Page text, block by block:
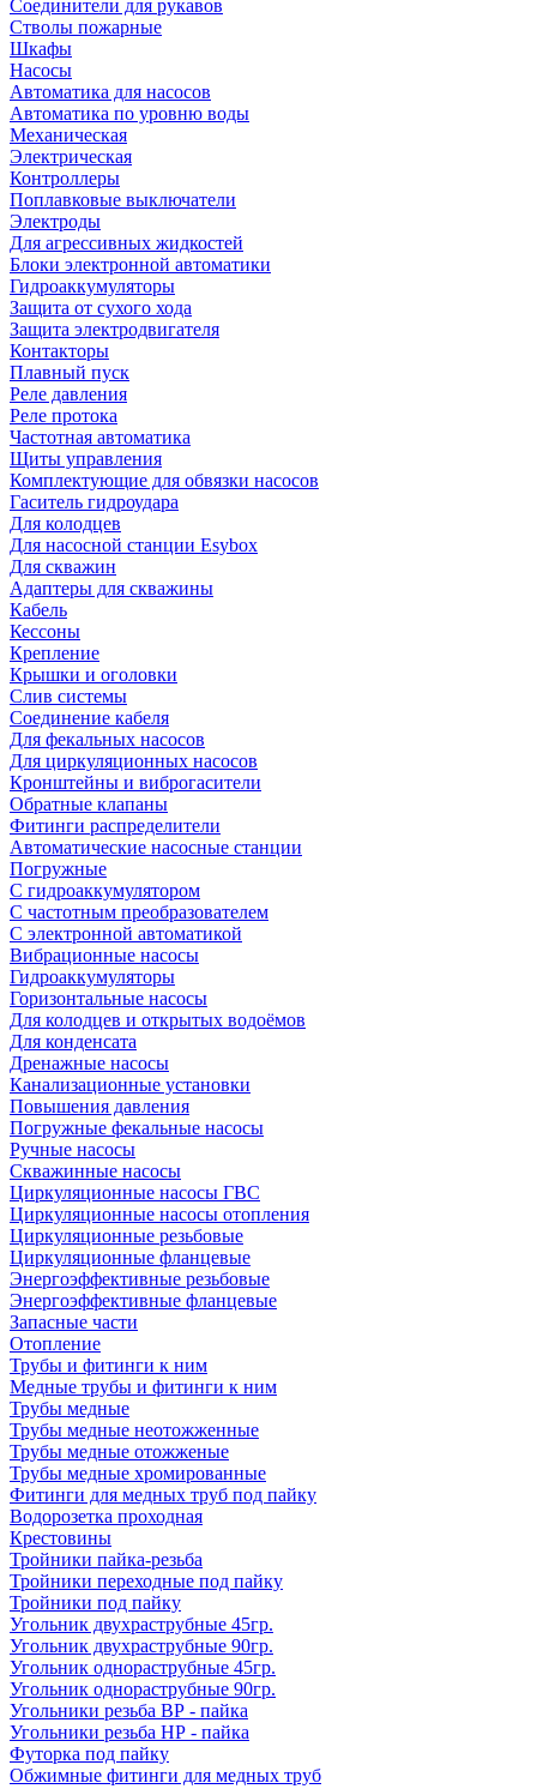
Соединители для рукавов
Стволы пожарные
Шкафы
Насосы
Автоматика для насосов
Автоматика по уровню воды
Механическая
Электрическая
Контроллеры
Поплавковые выключатели
Электроды
Для агрессивных жидкостей
Блоки электронной автоматики
Гидроаккумуляторы
Защита от сухого хода
Защита электродвигателя
Контакторы
Плавный пуск
Реле давления
Реле протока
Частотная автоматика
Щиты управления
Комплектующие для обвязки насосов
Гаситель гидроудара
Для колодцев
Для насосной станции Esybox
Для скважин
Адаптеры для скважины
Кабель
Кессоны
Крепление
Крышки и оголовки
Слив системы
Соединение кабеля
Для фекальных насосов
Для циркуляционных насосов
Кронштейны и виброгасители
Обратные клапаны
Фитинги распределители
Автоматические насосные станции
Погружные
С гидроаккумулятором
С частотным преобразователем
С электронной автоматикой
Вибрационные насосы
Гидроаккумуляторы
Горизонтальные насосы
Для колодцев и открытых водоёмов
Для конденсата
Дренажные насосы
Канализационные установки
Повышения давления
Погружные фекальные насосы
Ручные насосы
Скважинные насосы
Циркуляционные насосы ГВС
Циркуляционные насосы отопления
Циркуляционные резьбовые
Циркуляционные фланцевые
Энергоэффективные резьбовые
Энергоэффективные фланцевые
Запасные части
Отопление
Трубы и фитинги к ним
Медные трубы и фитинги к ним
Трубы медные
Трубы медные неотожженные
Трубы медные отожженые
Трубы медные хромированные
Фитинги для медных труб под пайку
Водорозетка проходная
Крестовины
Тройники пайка-резьба
Тройники переходные под пайку
Тройники под пайку
Угольник двухраструбные 45гр.
Угольник двухраструбные 90гр.
Угольник однораструбные 45гр.
Угольник однораструбные 90гр.
Угольники резьба ВР - пайка
Угольники резьба НР - пайка
Футорка под пайку
Обжимные фитинги для медных труб